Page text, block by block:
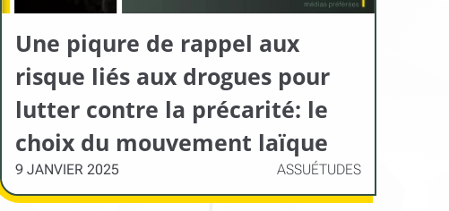
Une piqure de rappel aux
risque liés aux drogues pour
lutter contre la précarité: le
choix du mouvement laïque
9 JANVIER 2025 ASSUÉTUDES